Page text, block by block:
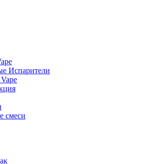
Испарители
смеси